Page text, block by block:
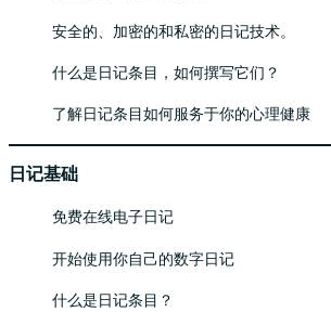
安全的、加密的和私密的日记技术。
什么是日记条目，如何撰写它们？
了解日记条目如何服务于你的心理健康
日记基础
免费在线电子日记
开始使用你自己的数字日记
什么是日记条目？